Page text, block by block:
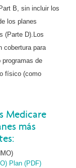
B, sin incluir los
los planes
(Parte D).Los
cobertura para
programas de
físico (como
Medicare
más
Plan (PDF)